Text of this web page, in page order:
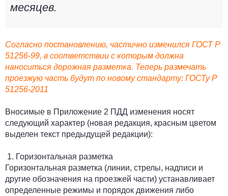
месяцев.
Согласно постановлению, частично изменился ГОСТ Р
51256-99, в соответствии с которым должна
наноситься дорожная разметка. Теперь размечать
проезжую часть будут по новому стандарту: ГОСТу Р
51256-2011
Вносимые в Приложение 2 ПДД изменения носят
следующий характер (новая редакция, красным цветом
выделен текст предыдущей редакции):
1. Горизонтальная разметка
Горизонтальная разметка (линии, стрелы, надписи и
другие обозначения на проезжей части) устанавливает
определенные режимы и порядок движения либо